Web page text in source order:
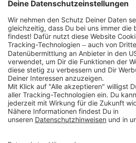
Partnerprogramm (Affiliate)
Folge uns auf
* Versandkostenfrei ab 9,00 €
Deutschlands
** Lieferzeit 1-3 Werktage